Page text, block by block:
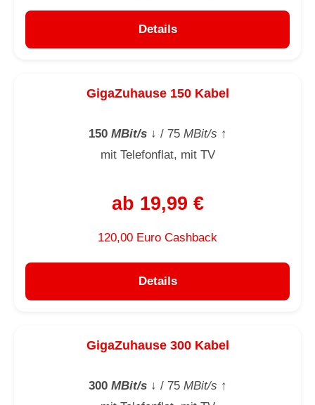
Details
GigaZuhause 150 Kabel
150MBit/s↓ / 75MBit/s ↑
mit Telefonflat, mit TV
ab 19,99 €
120,00 Euro Cashback
Details
GigaZuhause 300 Kabel
300MBit/s↓ / 75MBit/s ↑